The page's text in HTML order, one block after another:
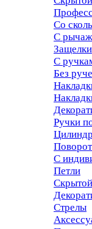
Со
С
Защелки
С
Без
Ручки
С
Петли
Стрелы